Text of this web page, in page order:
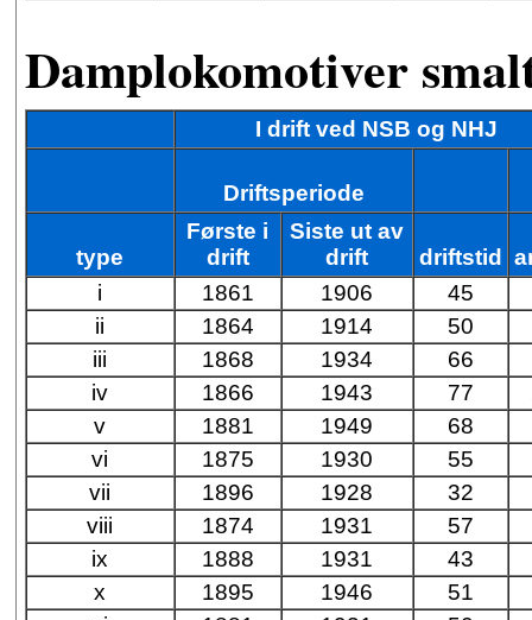
Damplokomotiver
I drift ved NSB og NHJ
Driftsperiode
type
Første i
drift
Siste ut av
drift
driftstid
i
1861 1906
45
ii
1864 1914
50
iii
1868 1934
66
iv
1866 1943 77
v
1881 1949 68
vi
1875 1930 55
vii
1896 1928
32
viii
1874 1931
57
ix
1888 1931
43
x
1895 1946
51